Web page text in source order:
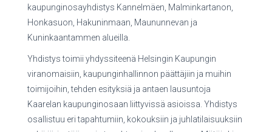
kaupunginosayhdistys Kannelmäen, Malminkartanon,
Honkasuon, Hakuninmaan, Maununnevan ja
Kuninkaantammen alueilla.
Yhdistys toimii yhdyssiteenä Helsingin Kaupungin
viranomaisiin, kaupunginhallinnon päättäjiin ja muihin
toimijoihin, tehden esityksiä ja antaen lausuntoja
Kaarelan kaupunginosaan liittyvissä asioissa. Yhdistys
osallistuu eri tapahtumiin, kokouksiin ja juhlatilaisuuksiin